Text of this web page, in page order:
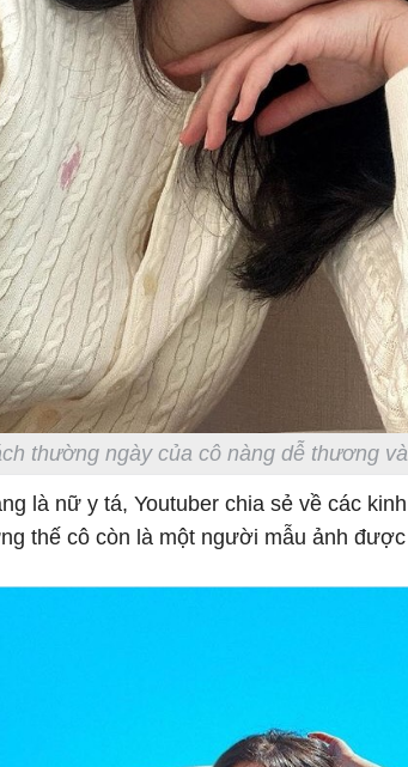
thường ngày của cô nàng dễ thương
là nữ y tá, Youtuber chia sẻ về các
thế cô còn là một người mẫu ảnh